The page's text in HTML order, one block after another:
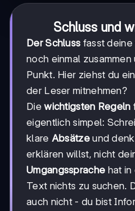
Schluss und
Der Schluss fasst
noch einmal
Punkt. Hier ziehst du
der Leser mitnehmen?
Diewichtigsten Regeln
eigentlich simpel:
klare Absätzeund denk
erklären willst, nicht
Umgangssprache hat in
Text nichts zu suchen.
auch nicht - du bist